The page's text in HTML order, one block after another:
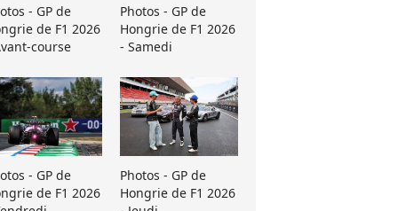
- GP de
de F1 2026
course
Photos - GP de
Hongrie de F1 2026
- Samedi
- GP de
de F1 2026
Photos - GP de
Hongrie de F1 2026